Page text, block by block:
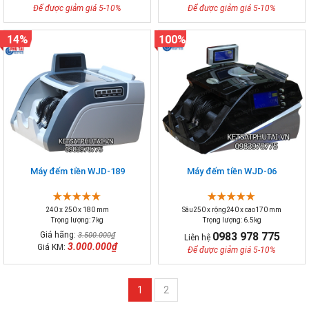
Để được giảm giá 5-10% Để được giảm giá 5-10%
Máy đếm tiền WJD-189
240 x 250 x 180 mm
Trọng lượng: 7kg
Giá hãng:3.500.000₫
Giá KM: 3.000.000₫
14%
Máy đếm tiền WJD-06
Sâu250 x rộng240 x cao170 mm
Trọng lượng: 6.5kg
Liên hệ 0983 978 775
Để được giảm giá 5-10%
100%
1 2